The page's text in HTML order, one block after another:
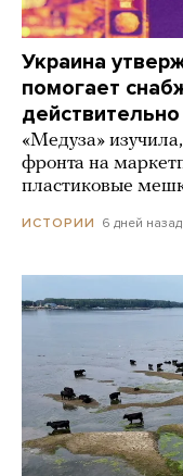
Украина
помогает
действительно
«Медуза»
фронта на
пластиковые
ИСТОРИИ 6 дней назад